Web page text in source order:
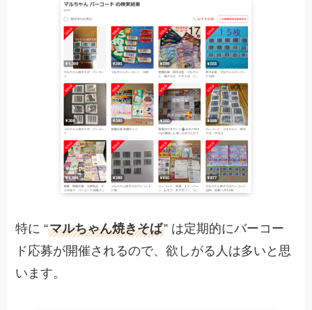
特に “マルちゃん焼きそば” は定期的にバーコー
ド応募が開催されるので、欲しがる人は多いと思
います。